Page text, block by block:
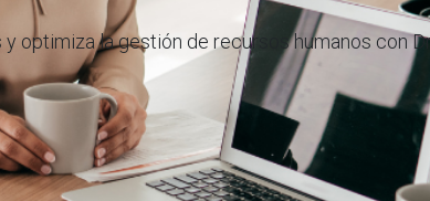
optimiza la gestión de recursos humanos con